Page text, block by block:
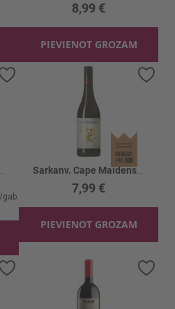
8,99 €
PIEVIENOT GROZAM
Pievienot vēlmju sarakstam
Sarkanv. Cape Maidens Shiraz 14%
7,99 €
PIEVIENOT GROZAM